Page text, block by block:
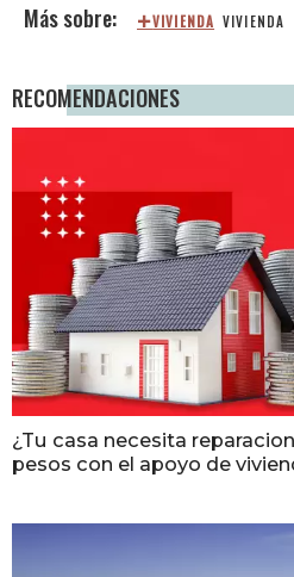
VIVIENDA VIVIENDA
RECOMENDACIONES
¿Tu casa necesita
pesos con el apoyo de